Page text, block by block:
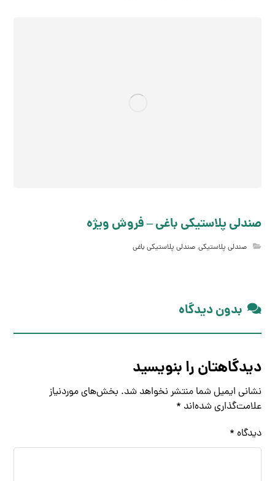
صندلی پلاستیکی باغی – فروش ویژه
صندلی پلاستیکی,صندلی پلاستیکی باغی
بدون دیدگاه
دیدگاهتان را بنویسید
نشانی ایمیل شما منتشر نخواهد شد. بخش‌های موردنیاز
علامت‌گذاری شده‌اند *
دیدگاه *